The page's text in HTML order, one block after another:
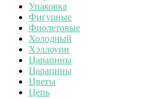
Упаковка
Фигурные
Фиолетовые
Холодный
Хэллоуин
Царапины
Царапины
Цветы
Цепь